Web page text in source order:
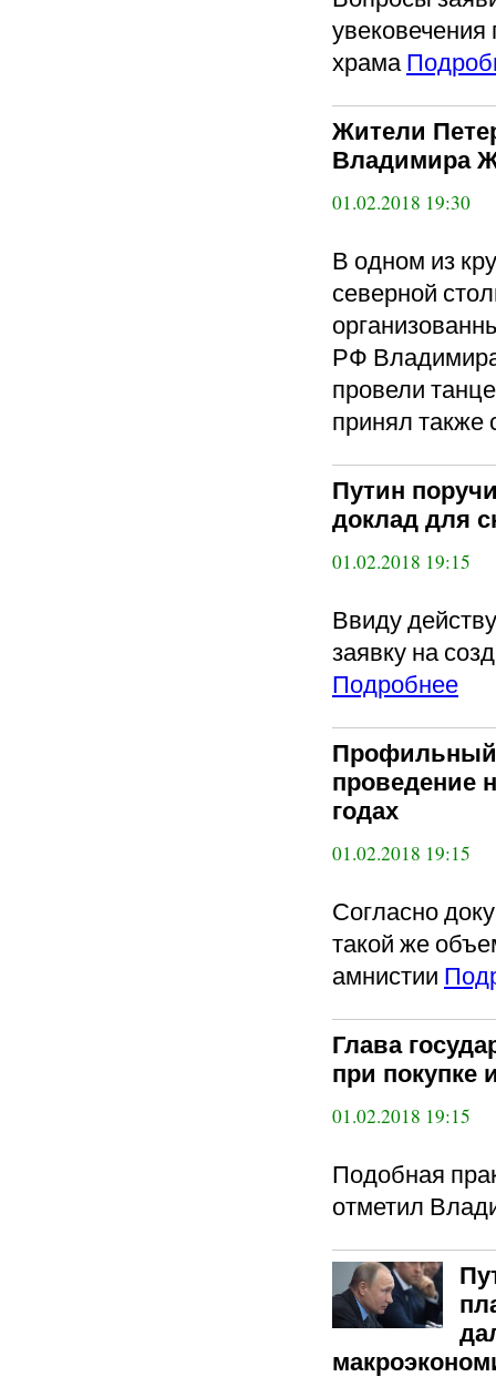
храма
Жители
Владимира
01.02.2018 19:30
В одном из
северной
РФ
провели
принял
Путин
доклад для
01.02.2018 19:15
Ввиду
заявку на
Подробнее
Профильный
проведение
годах
01.02.2018 19:15
Согласно
такой же
амнистии
Глава
при покупке
01.02.2018 19:15
Подобная
отметил